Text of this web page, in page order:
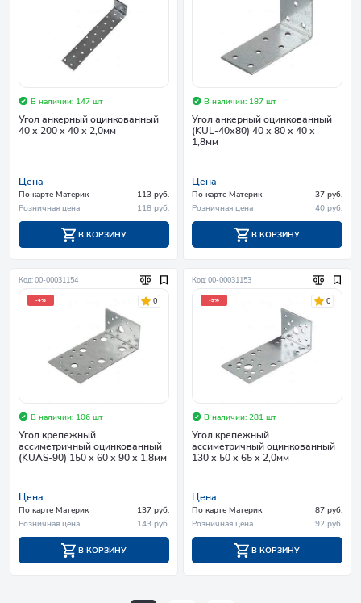
В наличии: 147 шт
Угол анкерный оцинкованный
40 х 200 х 40 х 2,0мм
Цена
По карте Материк
113 руб.
Розничная цена
118 руб.
В КОРЗИНУ
В наличии: 187 шт
Угол анкерный оцинкованный
(KUL-40х80) 40 х 80 х 40 х
1,8мм
Цена
По карте Материк
37 руб.
Розничная цена
40 руб.
В КОРЗИНУ
Код: 00-00031154
-4% 0
В наличии: 106 шт
Угол крепежный
асcиметричный оцинкованный
(KUAS-90) 150 х 60 х 90 х 1,8мм
Цена
По карте Материк
137 руб.
Розничная цена
143 руб.
В КОРЗИНУ
Код: 00-00031153
-5% 0
В наличии: 281 шт
Угол крепежный
асcиметричный оцинкованный
130 х 50 х 65 х 2,0мм
Цена
По карте Материк
87 руб.
Розничная цена
92 руб.
В КОРЗИНУ